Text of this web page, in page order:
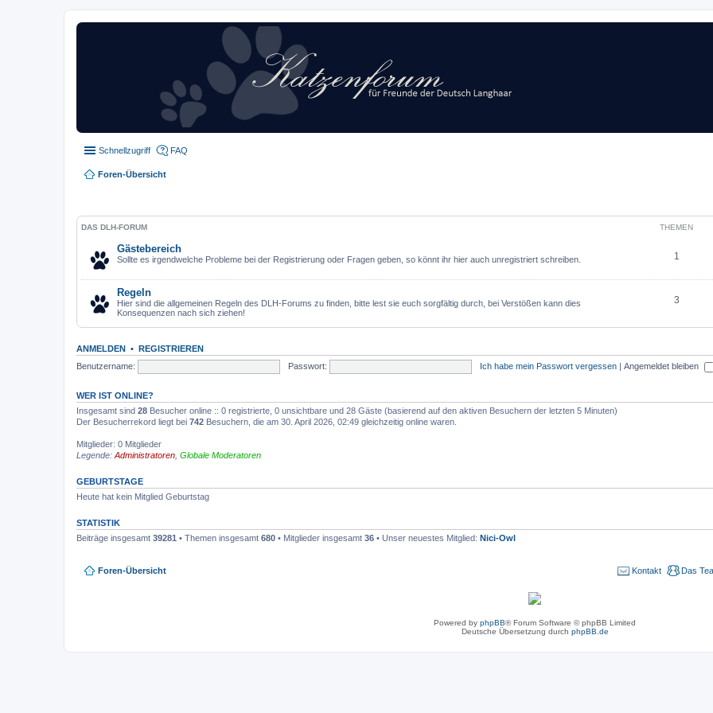
Schnellzugriff FAQ
Foren-Übersicht
DAS DLH-FORUM THEMEN
Gästebereich
Sollte es irgendwelche Probleme bei der Registrierung oder Fragen geben, so könnt ihr hier auch unregistriert schreiben. 1
Regeln
Hier sind die allgemeinen Regeln des DLH-Forums zu finden, bitte lest sie euch sorgfältig durch, bei Verstößen kann dies
Konsequenzen nach sich ziehen!
3
ANMELDEN • REGISTRIEREN
Benutzername:
Passwort: Ich habe mein Passwort vergessen | Angemeldet bleiben
WER IST ONLINE?
Insgesamt sind 28 Besucher online :: 0 registrierte, 0 unsichtbare und 28 Gäste (basierend auf den aktiven Besuchern der letzten 5 Minuten)
Der Besucherrekord liegt bei 742 Besuchern, die am 30. April 2026, 02:49 gleichzeitig online waren.
Mitglieder: 0 Mitglieder
Legende: Administratoren Globale Moderatoren
GEBURTSTAGE
Heute hat kein Mitglied Geburtstag
STATISTIK
Beiträge insgesamt 39281 • Themen insgesamt 680 • Mitglieder insgesamt 36 • Unser neuestes Mitglied: Nici-Owl
Foren-Übersicht Das
Kontakt
Powered by phpBB® Forum Software © phpBB Limited
Deutsche Übersetzung durch phpBB.de